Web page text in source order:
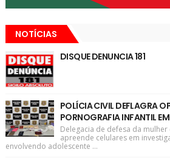
NOTÍCIAS
DISQUE DENUNCIA 181
POLÍCIA CIVIL DEFLAGRA
PORNOGRAFIA INFANTIL
Delegacia de defesa da
apreende celulares em
envolvendo adolescente ...